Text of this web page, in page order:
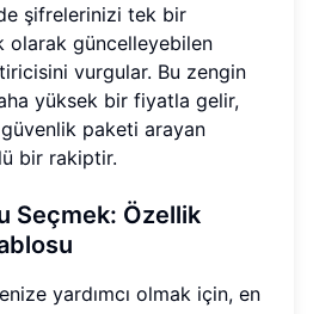
şifrelerinizi tek bir
olarak güncelleyebilen
vurgular. Bu zengin
yüksek bir fiyatla gelir,
paketi arayan
bir rakiptir.
Seçmek: Özellik
yardımcı olmak için, en